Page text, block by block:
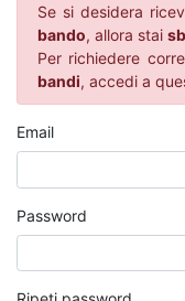
Se si desidera
bando, allora stai
Per richiedere
bandi, accedi a
Email
Password